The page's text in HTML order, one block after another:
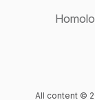
All content ©